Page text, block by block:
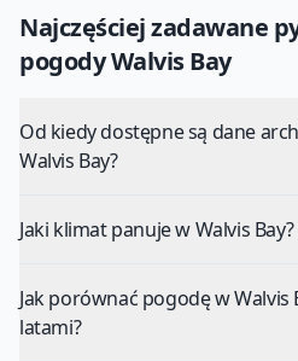
Najczęściej zadawane
pogodyWalvis Bay
Od kiedy dostępne są dane
Walvis Bay?
Jaki klimat panuje w Walvis Bay?
Jak porównać pogodę w
latami?